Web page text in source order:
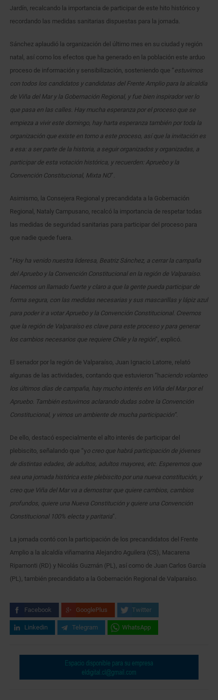
Jardín, recalcando la importancia de participar de este hito histórico y
recordando las medidas sanitarias dispuestas para la jornada.
Sánchez aplaudió la organización del último mes en su ciudad y región
natal, así como los efectos que ha generado en la población este arduo
proceso de información y sensibilización, sosteniendo que “estuvimos
con todos los candidatos y candidatas del Frente Amplio para la alcaldía
de Viña del Mar y la Gobernación Regional, y fue bien inspirador ver lo
que pasa en las calles. Hay mucha esperanza por el proceso que se
empieza a vivir este domingo, hay harta esperanza también por toda la
organización que existe en torno a este proceso, así que la invitación es
a esa: a ser parte de la historia, a seguir organizados y organizadas, a
participar de esta votación histórica, y recuerden: Apruebo y la
Convención Constitucional, Mixta NO”.
Asimismo, la Consejera Regional y precandidata a la Gobernación
Regional, Nataly Campusano, recalcó la importancia de respetar todas
las medidas de seguridad sanitarias para participar del proceso para
que nadie quede fuera.
“Hoy ha venido nuestra lideresa, Beatriz Sánchez, a cerrar la campaña
del Apruebo y la Convención Constitucional en la región de Valparaíso.
Hacemos un llamado fuerte y claro a que la gente pueda participar de
forma segura, con las medidas necesarias y sus mascarillas y lápiz azul
para poder ir a votar Apruebo y la Convención Constitucional. Creemos
que la región de Valparaíso es clave para este proceso y para generar
los cambios necesarios que requiere Chile y la región”, explicó.
El senador por la región de Valparaíso, Juan Ignacio Latorre, relató
algunas de las actividades, contando que estuvieron “haciendo volanteo
los últimos días de campaña, hay mucho interés en Viña del Mar por el
Apruebo. También estuvimos aclarando dudas sobre la Convención
Constitucional, y vimos un ambiente de mucha participación”.
De ello, destacó especialmente el alto interés de participar del
plebiscito, señalando que “yo creo que habrá participación de jóvenes
de distintas edades, de adultos, adultos mayores, etc. Esperemos que
sea una jornada histórica este plebiscito por una nueva constitución, y
creo que Viña del Mar va a demostrar que quiere cambios, cambios
profundos, quiere una Nueva Constitución y quiere una Convención
Constitucional 100% electa y paritaria”.
La jornada contó con la participación de los precandidatos del Frente
Amplio a la alcaldía viñamarina Alejandro Aguilera (CS), Macarena
Ripamonti (RD) y Nicolás Guzmán (PL), así como de Juan Carlos García
(PL), también precandidato a la Gobernación Regional de Valparaíso.
Facebook GooglePlus Twitter
Linkedin Telegram WhatsApp